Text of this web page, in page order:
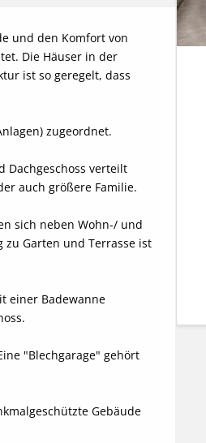
und den Komfort von
Die Häuser in der
ist so geregelt, dass
zugeordnet.
Dachgeschoss verteilt
auch größere Familie.
sich neben Wohn-/ und
zu Garten und Terrasse ist
einer Badewanne
"Blechgarage" gehört
Gebäude